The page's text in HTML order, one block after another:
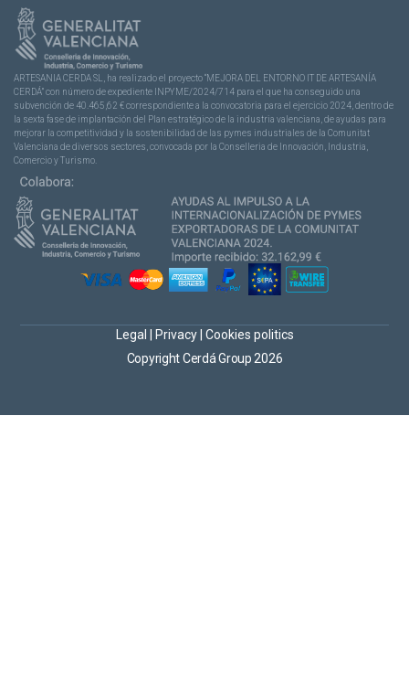
ARTESANIA CERDA SL, ha realizado el proyecto “MEJORA DEL ENTORNO IT DE ARTESANÍA
CERDÁ” con número de expediente INPYME/2024/714 para el que ha conseguido una
subvención de 40.465,62 € correspondiente a la convocatoria para el ejercicio 2024, dentro de
la sexta fase de implantación del Plan estratégico de la industria valenciana, de ayudas para
mejorar la competitividad y la sostenibilidad de las pymes industriales de la Comunitat
Valenciana de diversos sectores, convocada por la Conselleria de Innovación, Industria,
Comercio y Turismo.
Copyright Cerdá Group 2026
Legal Privacy Cookies politics